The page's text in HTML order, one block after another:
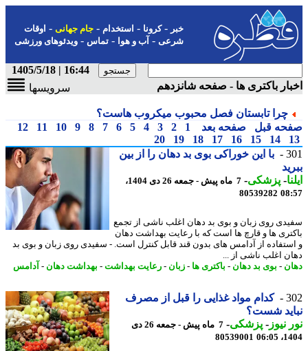
-کرونا-استخدام- جام جهانی-اوقات
شرعی-آب و هوا-تماس-ویدئوهای ورزشی
16:44 | 1405/5/18
باکتری ها - صفحه شانزدهم
سرویسها
چرا تابستان فصل محبوب میکروب هاست؟
قبل صفحه بعد 1
2
3
4
5
6
7
8
9
10
11
12
14
15
16
17
18
19
20
با این خوراکی بوی بد دهان را از بین
-پزشکی-
7 ماه پیش - جمعه 26 دی 1404،
80539282
روی زبان و بوی بد دهان اغلب ناشی از تجمع
ها و قارچ ها است که با رعایت بهداشت دهان
از آدامس های بدون قند قابل کنترل است. - سفیدی روی زبان و بوی بد
اغلب ناشی از ...
-بوی بد دهان-باکتری ها - زبان -رعایت بهداشت -بهداشت دهان-آدامس
کدام مواد غذایی را قبل از مصرف
شست؟
نیوز-پزشکی-
7 ماه پیش - جمعه 26 دی
80539001